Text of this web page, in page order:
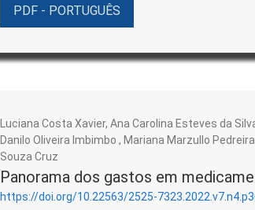
PDF - PORTUGUÊS
Luciana Costa Xavier, Ana Carolina Esteves da
Danilo Oliveira Imbimbo , Mariana Marzullo
Souza Cruz
Panorama dos gastos em
https://doi.org/10.22563/2525-